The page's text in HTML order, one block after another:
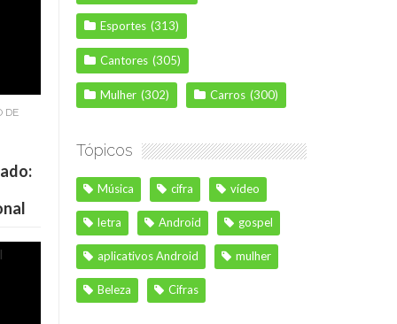
DE
Esportes (313)
Cantores (305)
Mulher (302) Carros (300)
Tópicos
Música cifra vídeo
letra Android gospel
aplicativos Android mulher
Beleza Cifras